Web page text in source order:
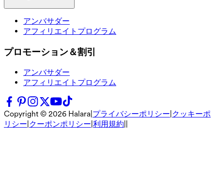
アンバサダー
アフィリエイトプログラム
プロモーション＆割引
アンバサダー
アフィリエイトプログラム
Copyright © 2026 Halara プライバシーポリシー クッキーポ
リシー クーポンポリシー 利用規約